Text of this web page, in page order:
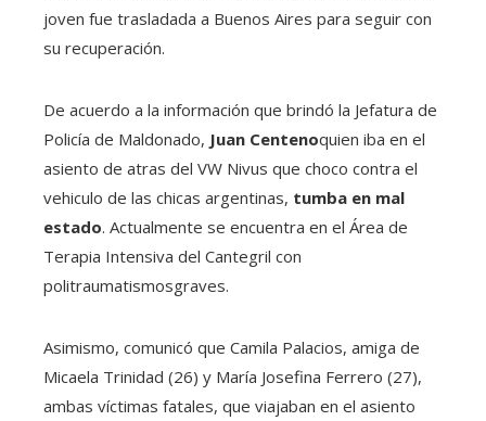
joven fue trasladada a Buenos Aires para seguir con
su recuperación.
De acuerdo a la información que brindó la Jefatura de
Policía de Maldonado, Juan Centenoquien iba en el
asiento de atras del VW Nivus que choco contra el
vehiculo de las chicas argentinas, tumba en mal
estado. Actualmente se encuentra en el Área de
Terapia Intensiva del Cantegril con
politraumatismosgraves.
Asimismo, comunicó que Camila Palacios, amiga de
Micaela Trinidad (26) y María Josefina Ferrero (27),
ambas víctimas fatales, que viajaban en el asiento